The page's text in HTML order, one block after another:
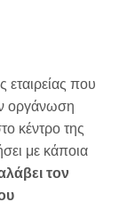
που
οργάνωση
κέντρο της
με κάποια
τον